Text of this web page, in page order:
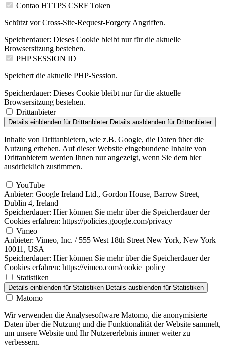
Contao HTTPS CSRF Token
Schützt vor Cross-Site-Request-Forgery Angriffen.
Speicherdauer: Dieses Cookie bleibt nur für die aktuelle
Browsersitzung bestehen.
PHP SESSION ID
Speichert die aktuelle PHP-Session.
Speicherdauer: Dieses Cookie bleibt nur für die aktuelle
Browsersitzung bestehen.
Drittanbieter
Details einblenden für Drittanbieter Details ausblenden für Drittanbieter
Inhalte von Drittanbietern, wie z.B. Google, die Daten über die
Nutzung erheben. Auf dieser Website eingebundene Inhalte von
Drittanbietern werden Ihnen nur angezeigt, wenn Sie dem hier
ausdrücklich zustimmen.
YouTube
Anbieter: Google Ireland Ltd., Gordon House, Barrow Street,
Dublin 4, Ireland
Speicherdauer: Hier können Sie mehr über die Speicherdauer der
Cookies erfahren: https://policies.google.com/privacy
Vimeo
Anbieter: Vimeo, Inc. / 555 West 18th Street New York, New York
10011, USA
Speicherdauer: Hier können Sie mehr über die Speicherdauer der
Cookies erfahren: https://vimeo.com/cookie_policy
Statistiken
Details einblenden für Statistiken Details ausblenden für Statistiken
Matomo
Wir verwenden die Analysesoftware Matomo, die anonymisierte
Daten über die Nutzung und die Funktionalität der Website sammelt,
um unsere Website und Ihr Nutzererlebnis immer weiter zu
verbessern.